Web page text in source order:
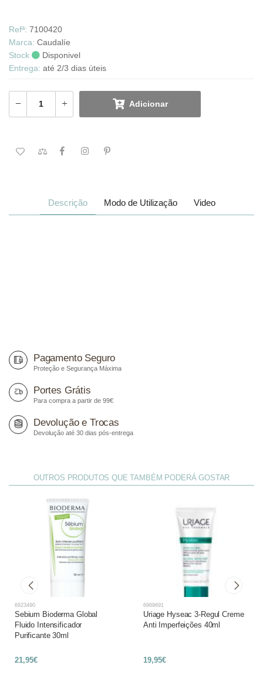
Descrição Modo de Utilização Video
Refª: 7100420
Marca: Caudalíe
Stock
Disponivel
Entrega: até 2/3 dias úteis
Adicionar
Pagamento Seguro
Proteção e Segurança Máxima
Portes Grátis
Para compra a partir de 99€
Devolução e Trocas
Devolução até 30 dias pós-entrega
OUTROS PRODUTOS QUE TAMBÉM PODERÁ GOSTAR
6923490
Sebium Bioderma Global
Fluido Intensificador
Purificante 30ml
21,95€
6969691
Uriage Hyseac 3-Regul Creme
Anti Imperfeições 40ml
19,95€